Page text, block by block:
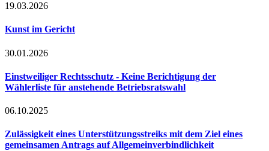
19.03.2026
Kunst im Gericht
30.01.2026
Einstweiliger Rechtsschutz - Keine Berichtigung der
Wählerliste für anstehende Betriebsratswahl
06.10.2025
Zulässigkeit eines Unterstützungsstreiks mit dem Ziel eines
gemeinsamen Antrags auf Allgemeinverbindlichkeit